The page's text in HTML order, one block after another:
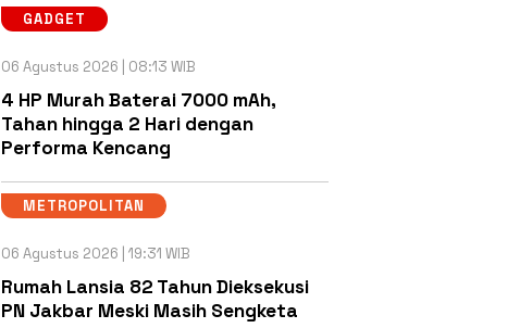
GADGET
06 Agustus 2026 | 08:13 WIB
4 HP Murah Baterai 7000 mAh,
Tahan hingga 2 Hari dengan
Performa Kencang
METROPOLITAN
06 Agustus 2026 | 19:31 WIB
Rumah Lansia 82 Tahun Dieksekusi
PN Jakbar Meski Masih Sengketa